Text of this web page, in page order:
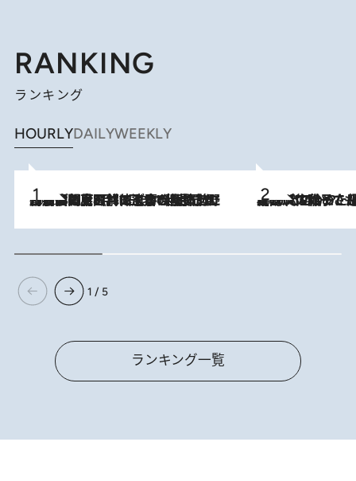
RANKING
ランキング
HOURLYDAILYWEEKLY
2026.8.8
「最後に見られてよかった」上野動物園の東園パンダ舎が解体前に特別公開。8月16日まで延長されたパネル展と共に辿る“半世紀”のパンダ飼育《解体工事の図面あり》 2026.8.5
【阿川佐和子さんの年とる力】なぜ70代で始めた趣味は“こんなに楽しい”のか？ ピアノ、俳句…スランプに陥っても続けられる“ある秘訣”とは
1 / 5
ランキング一覧